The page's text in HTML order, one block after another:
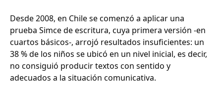
Desde 2008, en Chile se comenzó a aplicar una
prueba Simce de escritura, cuya primera versión -en
cuartos básicos-, arrojó resultados insuficientes: un
38 % de los niños se ubicó en un nivel inicial, es decir,
no consiguió producir textos con sentido y
adecuados a la situación comunicativa.